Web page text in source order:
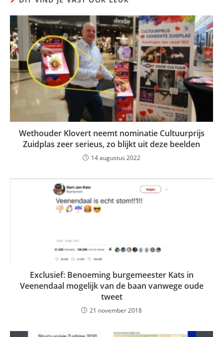
Wethouder Klovert neemt nominatie Cultuurprijs
Zuidplas zeer serieus, zo blijkt uit deze beelden
14 augustus 2022
Exclusief: Benoeming burgemeester Kats in
Veenendaal mogelijk van de baan vanwege oude
tweet
21 november 2018